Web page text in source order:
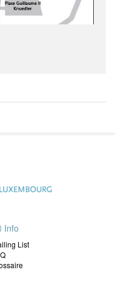
Info
List